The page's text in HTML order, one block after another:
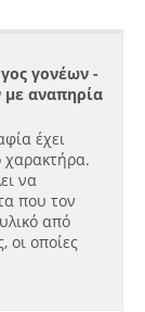
γονέων -
αναπηρία
έχει
χαρακτήρα.
να
που τον
από
οι οποίες